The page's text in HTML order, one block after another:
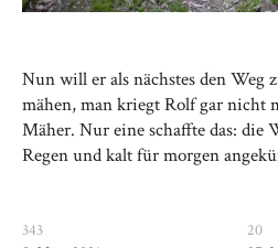
Nun will er als nächstes den Weg
mähen, man kriegt Rolf gar nicht
Mäher. Nur eine schaffte das: die
Regen und kalt für morgen
343
20